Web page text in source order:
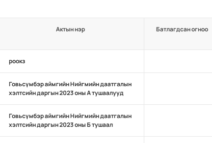
Актын нэр Батлагдсан огноо
роокз
Говьсүмбэр аймгийн Нийгмийн даатгалын
хэлтсийн даргын 2023 оны А тушаалууд
Говьсүмбэр аймгийн Нийгмийн даатгалын
хэлтсийн даргын 2023 оны Б тушаал